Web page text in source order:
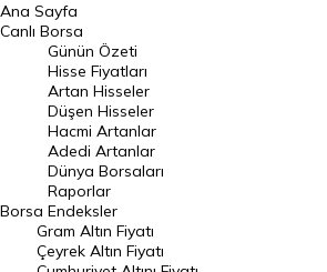
BIST 100 Hisseleri
En Çok Artan Hisseler
En Çok Düşen Hisseler
Hacmi Artanlar
Geçmiş Kapanışlar
Dünya Borsaları
Raporlar
Ana Sayfa
Canlı Borsa
Borsa
Günün Özeti
Hisse Fiyatları
Artan Hisseler
Düşen Hisseler
Hacmi Artanlar
Adedi Artanlar
Dünya Borsaları
Raporlar
Endeksler
Gram Altın Fiyatı
Çeyrek Altın Fiyatı